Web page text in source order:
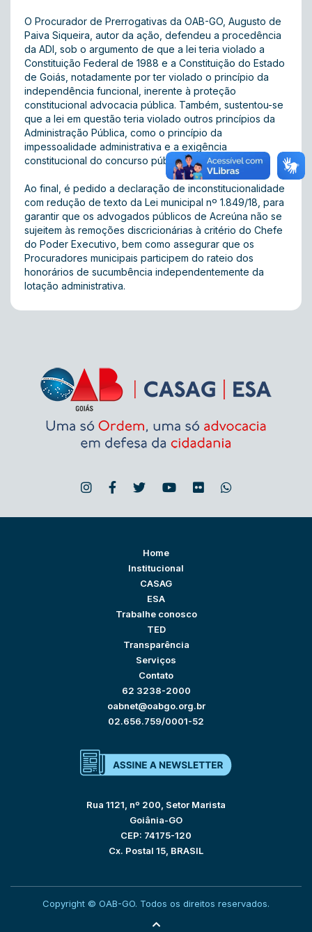
O Procurador de Prerrogativas da OAB-GO, Augusto de
Paiva Siqueira, autor da ação, defendeu a procedência
da ADI, sob o argumento de que a lei teria violado a
Constituição Federal de 1988 e a Constituição do Estado
de Goiás, notadamente por ter violado o princípio da
independência funcional, inerente à proteção
constitucional advocacia pública. Também, sustentou-se
que a lei em questão teria violado outros princípios da
Administração Pública, como o princípio da
impessoalidade administrativa e a exigência
constitucional do concurso público.
Ao final, é pedido a declaração de inconstitucionalidade
com redução de texto da Lei municipal nº 1.849/18, para
garantir que os advogados públicos de Acreúna não se
sujeitem às remoções discricionárias à critério do Chefe
do Poder Executivo, bem como assegurar que os
Procuradores municipais participem do rateio dos
honorários de sucumbência independentemente da
lotação administrativa.
Home
Institucional
CASAG
ESA
Trabalhe conosco
TED
Transparência
Serviços
Contato
62 3238-2000
oabnet@oabgo.org.br
02.656.759/0001-52
Rua 1121, nº 200, Setor Marista
Goiânia-GO
CEP: 74175-120
Cx. Postal 15, BRASIL
Copyright © OAB-GO. Todos os direitos reservados.